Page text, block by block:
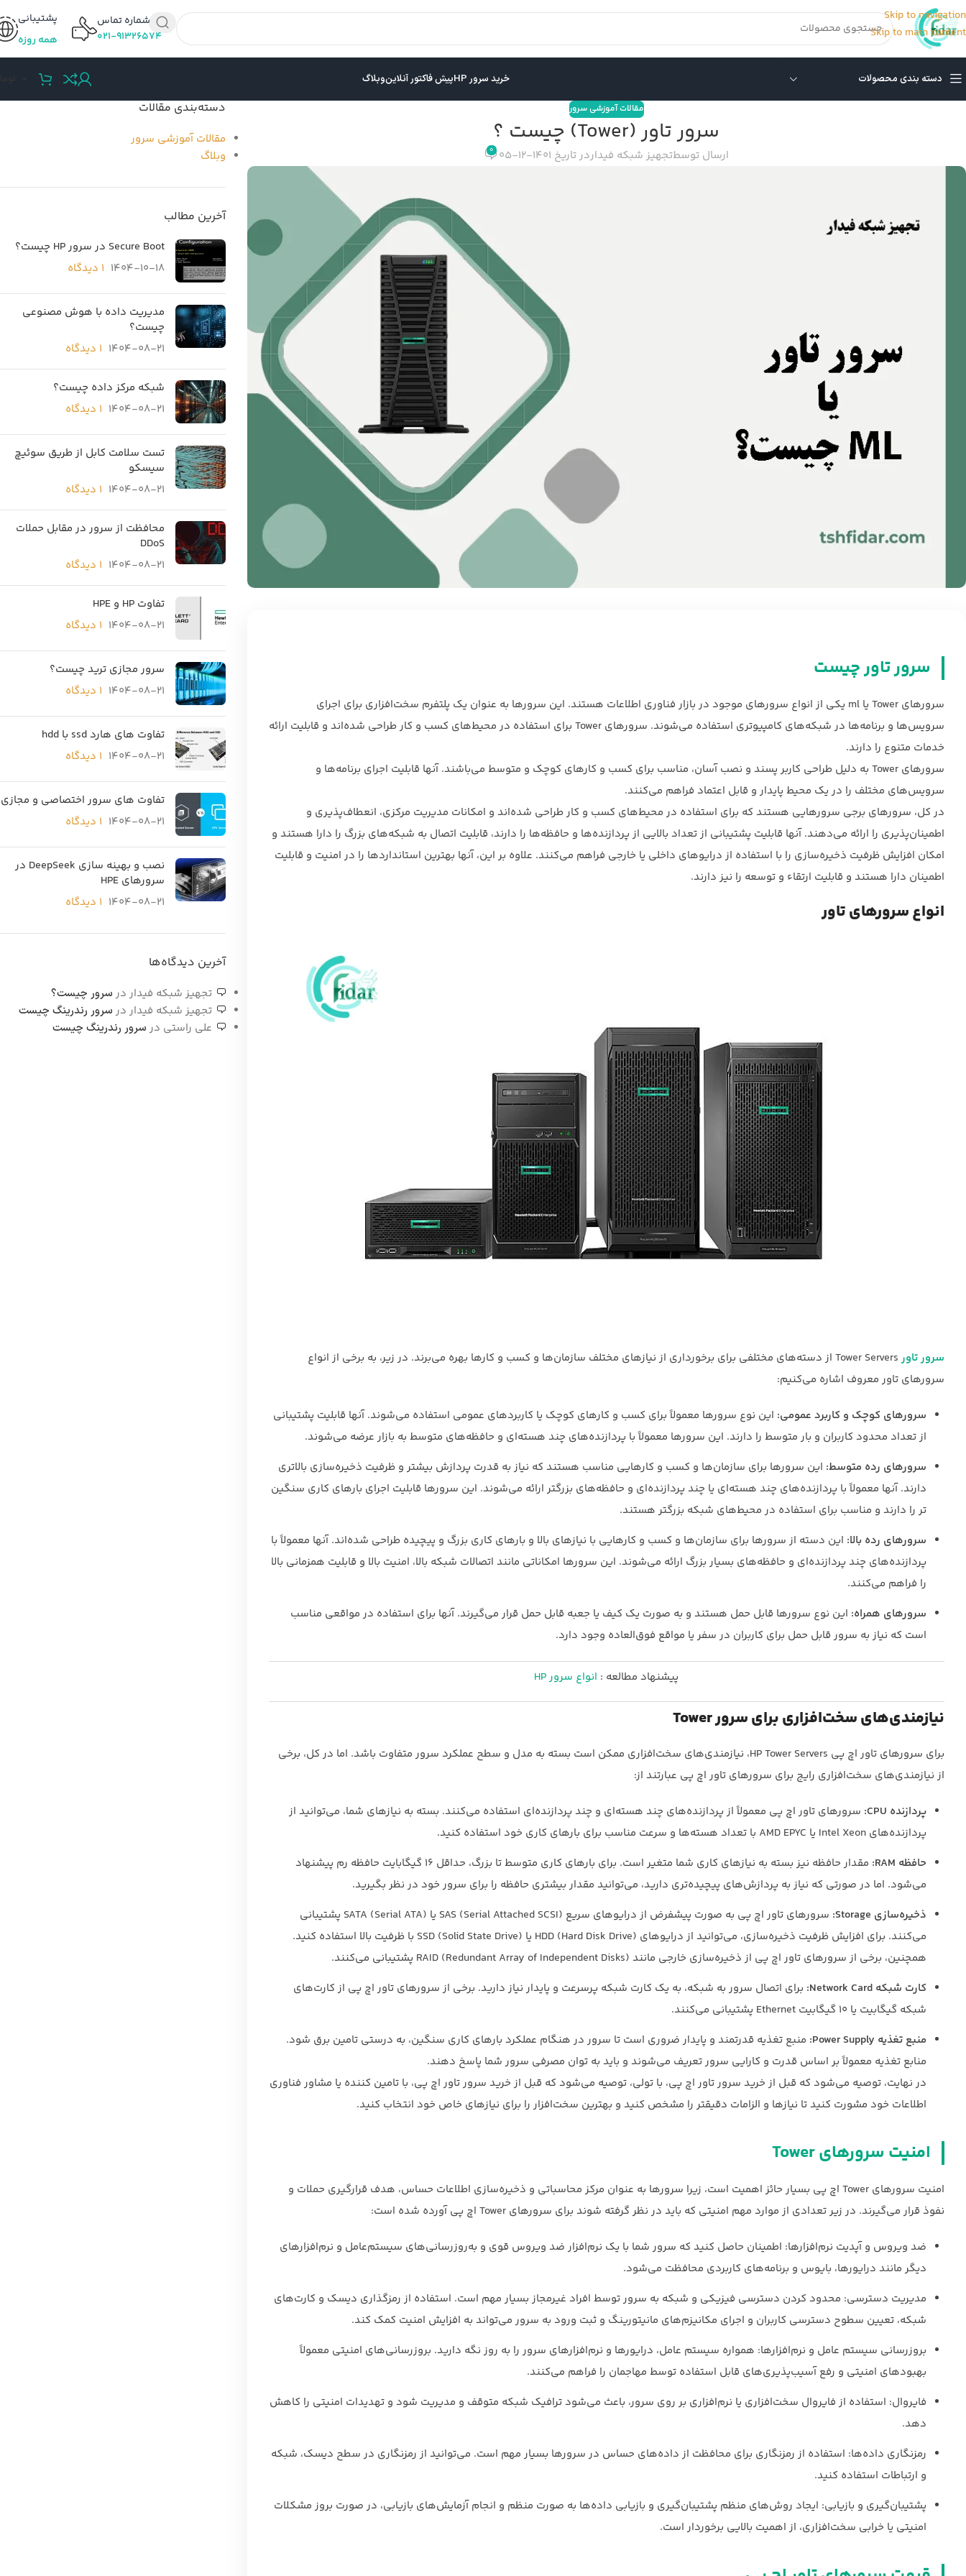
Skip to navigation
Skip to main content
شماره تماس
۰۲۱-۹۱۳۲۶۵۷۴
پشتیبانی
همه روزه
دسته بندی محصولات خرید سرور HP پیش فاکتور آنلاینوبلاگ
مقالات آموزشی سرور
سرور تاور (Tower) چیست ؟
ارسال توسطتجهیز شبکه فیداردر تاریخ 1401-12-05 0
سرور تاور چیست
سرورهای Tower یا ml یکی از انواع سرورهای موجود در بازار فناوری اطلاعات هستند. این سرورها به عنوان یک پلتفرم سخت‌افزاری برای اجرای
سرویس‌ها و برنامه‌ها در شبکه‌های کامپیوتری استفاده می‌شوند. سرورهای Tower برای استفاده در محیط‌های کسب و کار طراحی شده‌اند و قابلیت ارائه
خدمات متنوع را دارند.
سرورهای Tower به دلیل طراحی کاربر پسند و نصب آسان، مناسب برای کسب و کارهای کوچک و متوسط می‌باشند. آنها قابلیت اجرای برنامه‌ها و
سرویس‌های مختلف را در یک محیط پایدار و قابل اعتماد فراهم می‌کنند.
در کل، سرورهای برجی سرورهایی هستند که برای استفاده در محیط‌های کسب و کار طراحی شده‌اند و امکانات مدیریت مرکزی، انعطاف‌پذیری و
اطمینان‌پذیری را ارائه می‌دهند. آنها قابلیت پشتیبانی از تعداد بالایی از پردازنده‌ها و حافظه‌ها را دارند، قابلیت اتصال به شبکه‌های بزرگ را دارا هستند و
امکان افزایش ظرفیت ذخیره‌سازی را با استفاده از درایوهای داخلی یا خارجی فراهم می‌کنند. علاوه بر این، آنها بهترین استانداردها را در امنیت و قابلیت
اطمینان دارا هستند و قابلیت ارتقاء و توسعه را نیز دارند.
انواع سرورهای تاور
سرور تاور
Tower Servers از دسته‌های مختلفی برای برخورداری از نیازهای مختلف سازمان‌ها و کسب و کارها بهره می‌برند. در زیر، به برخی از انواع
سرورهای تاور معروف اشاره می‌کنیم:
سرورهای کوچک و کاربرد عمومی: این نوع سرورها معمولاً برای کسب و کارهای کوچک یا کاربردهای عمومی استفاده می‌شوند. آنها قابلیت پشتیبانی
از تعداد محدود کاربران و بار متوسط را دارند. این سرورها معمولاً با پردازنده‌های چند هسته‌ای و حافظه‌های متوسط به بازار عرضه می‌شوند.
سرورهای رده متوسط: این سرورها برای سازمان‌ها و کسب و کارهایی مناسب هستند که نیاز به قدرت پردازش بیشتر و ظرفیت ذخیره‌سازی بالاتری
دارند. آنها معمولاً با پردازنده‌های چند هسته‌ای یا چند پردازنده‌ای و حافظه‌های بزرگتر ارائه می‌شوند. این سرورها قابلیت اجرای بارهای کاری سنگین
تر را دارند و مناسب برای استفاده در محیط‌های شبکه بزرگتر هستند.
سرورهای رده بالا: این دسته از سرورها برای سازمان‌ها و کسب و کارهایی با نیازهای بالا و بارهای کاری بزرگ و پیچیده طراحی شده‌اند. آنها معمولاً با
پردازنده‌های چند پردازنده‌ای و حافظه‌های بسیار بزرگ ارائه می‌شوند. این سرورها امکاناتی مانند اتصالات شبکه بالا، امنیت بالا و قابلیت همزمانی بالا
را فراهم می‌کنند.
سرورهای همراه: این نوع سرورها قابل حمل هستند و به صورت یک کیف یا جعبه قابل حمل قرار می‌گیرند. آنها برای استفاده در مواقعی مناسب
است که نیاز به سرور قابل حمل برای کاربران در سفر یا مواقع فوق‌العاده وجود دارد.
پیشنهاد مطالعه : انواع سرور HP
نیازمندی‌های سخت‌افزاری برای سرور Tower
برای سرورهای تاور اچ پی HP Tower Servers، نیازمندی‌های سخت‌افزاری ممکن است بسته به مدل و سطح عملکرد سرور متفاوت باشد. اما در کل، برخی
از نیازمندی‌های سخت‌افزاری رایج برای سرورهای تاور اچ پی عبارتند از:
پردازنده CPU:
سرورهای تاور اچ پی معمولاً از پردازنده‌های چند هسته‌ای و چند پردازنده‌ای استفاده می‌کنند. بسته به نیازهای شما، می‌توانید از
پردازنده‌های Intel Xeon یا AMD EPYC با تعداد هسته‌ها و سرعت مناسب برای بارهای کاری خود استفاده کنید.
حافظه RAM:
مقدار حافظه نیز بسته به نیازهای کاری شما متغیر است. برای بارهای کاری متوسط تا بزرگ، حداقل ۱۶ گیگابایت حافظه رم پیشنهاد
می‌شود. اما در صورتی که نیاز به پردازش‌های پیچیده‌تری دارید، می‌توانید مقدار بیشتری حافظه را برای سرور خود در نظر بگیرید.
ذخیره‌سازی Storage:
سرورهای تاور اچ پی به صورت پیشفرض از درایو‌های سریع SAS (Serial Attached SCSI) یا SATA (Serial ATA) پشتیبانی
می‌کنند. برای افزایش ظرفیت ذخیره‌سازی، می‌توانید از درایو‌های HDD (Hard Disk Drive) یا SSD (Solid State Drive) با ظرفیت بالا استفاده کنید.
همچنین، برخی از سرورهای تاور اچ پی از ذخیره‌سازی خارجی مانند RAID (Redundant Array of Independent Disks) پشتیبانی می‌کنند.
کارت شبکه Network Card:
برای اتصال سرور به شبکه، به یک کارت شبکه پرسرعت و پایدار نیاز دارید. برخی از سرورهای تاور اچ پی از کارت‌های
شبکه گیگابیت یا ۱۰ گیگابیت Ethernet پشتیبانی می‌کنند.
منبع تغذیه Power Supply:
منبع تغذیه قدرتمند و پایدار ضروری است تا سرور در هنگام عملکرد بارهای کاری سنگین، به درستی تامین برق شود.
منابع تغذیه معمولاً بر اساس قدرت و کارایی سرور تعریف می‌شوند و باید به توان مصرفی سرور شما پاسخ دهند.
در نهایت، توصیه می‌شود که قبل از خرید سرور تاور اچ پی، با تولی، توصیه می‌شود که قبل از خرید سرور تاور اچ پی، با تامین کننده یا مشاور فناوری
اطلاعات خود مشورت کنید تا نیازها و الزامات دقیقتر را مشخص کنید و بهترین سخت‌افزار را برای نیازهای خاص خود انتخاب کنید.
امنیت سرورهای Tower
امنیت سرورهای Tower اچ پی بسیار حائز اهمیت است، زیرا سرورها به عنوان مرکز محاسباتی و ذخیره‌سازی اطلاعات حساس، هدف قرارگیری حملات و
نفوذ قرار می‌گیرند. در زیر تعدادی از موارد مهم امنیتی که باید در نظر گرفته شوند برای سرورهای Tower اچ پی آورده شده است:
ضد ویروس و آپدیت نرم‌افزارها: اطمینان حاصل کنید که سرور شما با یک نرم‌افزار ضد ویروس قوی و به‌روزرسانی‌های سیستم‌عامل و نرم‌افزارهای
دیگر مانند درایورها، بایوس و برنامه‌های کاربردی محافظت می‌شود.
مدیریت دسترسی: محدود کردن دسترسی فیزیکی و شبکه به سرور توسط افراد غیرمجاز بسیار مهم است. استفاده از رمزگذاری دیسک و کارت‌های
شبکه، تعیین سطوح دسترسی کاربران و اجرای مکانیزم‌های مانیتورینگ و ثبت ورود به سرور می‌تواند به افزایش امنیت کمک کند.
بروزرسانی سیستم عامل و نرم‌افزارها: همواره سیستم عامل، درایورها و نرم‌افزارهای سرور را به روز نگه دارید. بروزرسانی‌های امنیتی معمولاً
بهبودهای امنیتی و رفع آسیب‌پذیری‌های قابل استفاده توسط مهاجمان را فراهم می‌کنند.
فایروال: استفاده از فایروال سخت‌افزاری یا نرم‌افزاری بر روی سرور، باعث می‌شود ترافیک شبکه متوقف و مدیریت شود و تهدیدات امنیتی را کاهش
دهد.
رمزنگاری داده‌ها: استفاده از رمزنگاری برای محافظت از داده‌های حساس در سرورها بسیار مهم است. می‌توانید از رمزنگاری در سطح دیسک، شبکه
و ارتباطات استفاده کنید.
پشتیبان‌گیری و بازیابی: ایجاد روش‌های منظم پشتیبان‌گیری و بازیابی داده‌ها به صورت منظم و انجام آزمایش‌های بازیابی، در صورت بروز مشکلات
امنیتی یا خرابی سخت‌افزاری، از اهمیت بالایی برخوردار است.
دسته‌بندی مقالات
مقالات آموزشی سرور
وبلاگ
آخرین مطالب
Secure Boot در سرور HP چیست؟
1404-10-18 ۱ دیدگاه
مدیریت داده با هوش مصنوعی
چیست؟
1404-08-21 ۱ دیدگاه
شبکه مرکز داده چیست؟
1404-08-21 ۱ دیدگاه
تست سلامت کابل از طریق سوئیچ
سیسکو
1404-08-21 ۱ دیدگاه
محافظت از سرور در مقابل حملات
DDoS
1404-08-21 ۱ دیدگاه
تفاوت HP و HPE
1404-08-21 ۱ دیدگاه
سرور مجازی ترید چیست؟
1404-08-21 ۱ دیدگاه
تفاوت های هارد ssd با hdd
1404-08-21 ۱ دیدگاه
تفاوت های سرور اختصاصی و مجازی
1404-08-21 ۱ دیدگاه
نصب و بهینه سازی DeepSeek در
سرورهای HPE
1404-08-21 ۱ دیدگاه
آخرین دیدگاه‌ها
تجهیز شبکه فیدار در سرور چیست؟
تجهیز شبکه فیدار در سرور رندرینگ چیست
علی راستی در سرور رندرینگ چیست